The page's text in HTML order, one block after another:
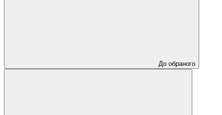
До обраного